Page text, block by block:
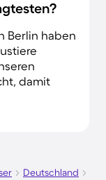
Berlin haben
damit
Deutschland